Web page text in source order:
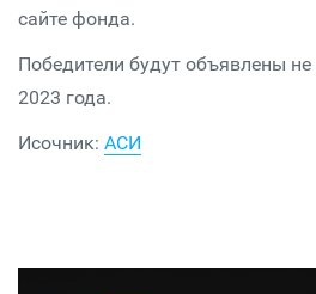
сайте фонда.
Победители будут объявлены
2023 года.
Исочник: АСИ